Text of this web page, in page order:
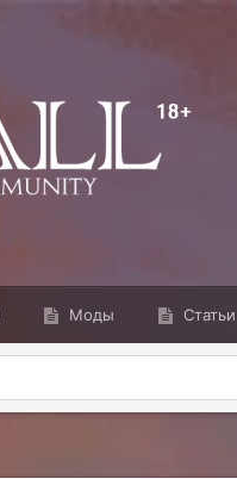
Моды Статьи